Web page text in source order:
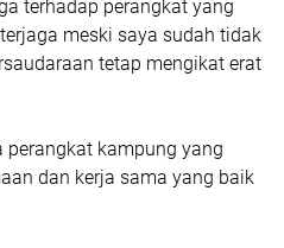
terhadap perangkat yang
meski saya sudah tidak
tetap mengikat erat
perangkat kampung yang
dan kerja sama yang baik